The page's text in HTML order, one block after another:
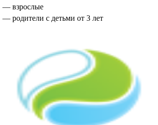
— взрослые
— родители с детьми от 3 лет